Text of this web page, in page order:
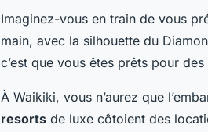
Imaginez-vous en train de vous
main, avec la silhouette du
c’est que vous êtes prêts pour
À Waikiki, vous n’aurez que
resorts de luxe côtoient des